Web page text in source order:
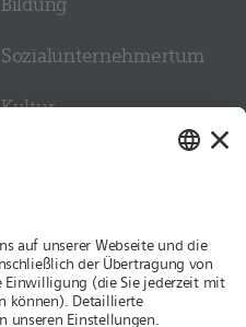
Sozial­­unternehmer­tum
Kultur
Folgen Sie uns